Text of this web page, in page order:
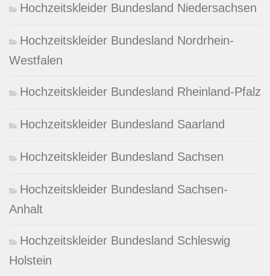
Hochzeitskleider Bundesland Niedersachsen
Hochzeitskleider Bundesland Nordrhein-
Westfalen
Hochzeitskleider Bundesland Rheinland-Pfalz
Hochzeitskleider Bundesland Saarland
Hochzeitskleider Bundesland Sachsen
Hochzeitskleider Bundesland Sachsen-
Anhalt
Hochzeitskleider Bundesland Schleswig
Holstein